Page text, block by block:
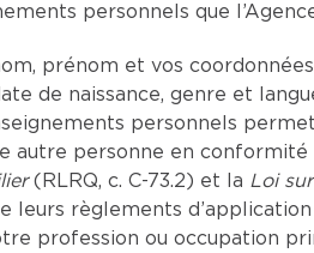
personnels que
prénom et vos
de naissance, genre et
personnels
autre personne en
(RLRQ, c. C-73.2) et la Loi
leurs règlements
profession ou occupation